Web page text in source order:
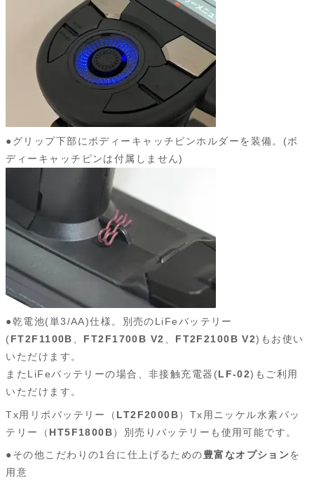
●グリップ下部にボディーキャッチピンホルダーを装備。(ボ
ディーキャッチピンは付属しません)
●乾電池(単3/AA)仕様。別売のLiFeバッテリー
(FT2F1100B FT2F1700B V2 FT2F2100B V2)もお使い
いただけます。
またLiFeバッテリーの場合、非接触充電器(LF-02)もご利用
いただけます。
Tx用リポバッテリー（ LT2F2000B）Tx用ニッケル水素バッ
テリー（ HT5F1800B）別売りバッテリーも使用可能です。
●その他こだわりの1台に仕上げるための豊富なオプションを
用意